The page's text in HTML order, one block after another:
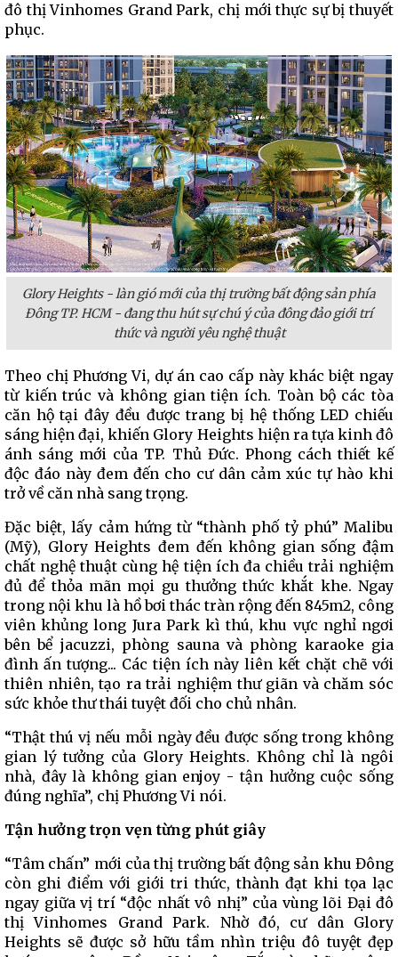
đô thị Vinhomes Grand Park, chị mới thực sự bị thuyết
phục.
Glory Heights -làn gió mớicủa thị trườngbất động sảnphía
ĐôngTP. HCM- đangthu hút sự chú ý của đông đảo giới trí
thức và người yêu nghệ thuật
Theo chị Phương Vi, dự án cao cấp này khác biệt ngay
từ kiến trúc và không gian tiện ích. Toàn bộ các tòa
căn hộ tại đây đều được trang bị hệ thống LED chiếu
sáng hiện đại, khiến Glory Heights hiện ra tựa kinh đô
ánh sáng mới của TP. Thủ Đức. Phong cách thiết kế
độc đáo này đem đến cho cư dân cảm xúc tự hào khi
trở về căn nhà sang trọng.
Đặc biệt, lấy cảm hứng từ “thành phố tỷ phú” Malibu
(Mỹ), Glory Heights đem đến không gian sống đậm
chất nghệ thuật cùng hệ tiện ích đa chiều trải nghiệm
đủ để thỏa mãn mọi gu thưởng thức khắt khe. Ngay
trong nội khu là hồ bơi thác tràn rộng đến 845m2, công
viên khủng long Jura Park kì thú, khu vực nghỉ ngơi
bên bể jacuzzi, phòng sauna và phòng karaoke gia
đình ấn tượng... Các tiện ích này liên kết chặt chẽ với
thiên nhiên, tạo ra trải nghiệm thư giãn và chăm sóc
sức khỏe thư thái tuyệt đối cho chủ nhân.
“Thật thú vị nếu mỗi ngày đều được sống trong không
gian lý tưởng của Glory Heights. Không chỉ là ngôi
nhà, đây là không gian enjoy - tận hưởng cuộc sống
đúng nghĩa”, chị Phương Vi nói.
Tận hưởng trọn vẹn từng phút giây
“Tâm chấn” mới của thị trường bất động sản khu Đông
còn ghi điểm với giới tri thức, thành đạt khi tọa lạc
ngay giữa vị trí “độc nhất vô nhị” của vùng lõi Đại đô
thị Vinhomes Grand Park. Nhờ đó, cư dân Glory
Heights sẽ được sở hữu tầm nhìn triệu đô tuyệt đẹp